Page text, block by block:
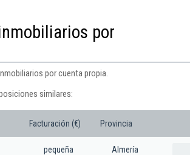
por
por cuenta propia.
similares:
Facturación (€) Provincia
pequeña Almería